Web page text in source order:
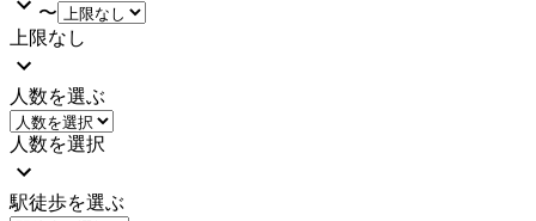
〜
上限なし
人数を選ぶ
人数を選択
駅徒歩を選ぶ